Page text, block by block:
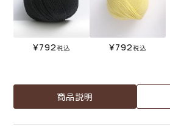
¥792税込 ¥792税込
商品説明